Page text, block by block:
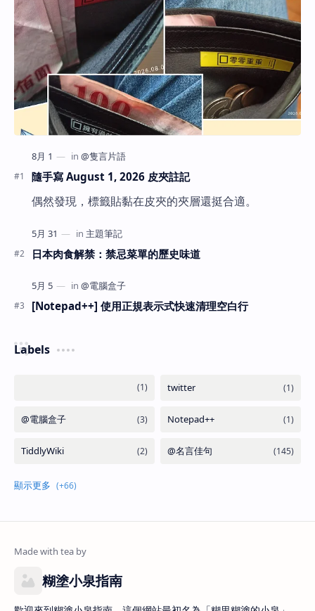
隨手寫 August 1, 2026 皮夾註記
偶然發現，標籤貼黏在皮夾的夾層還挺合適。
日本肉食解禁：禁忌菜單的歷史味道
[Notepad++] 使用正規表示式快速清理空白行
Labels
糊塗小泉指南